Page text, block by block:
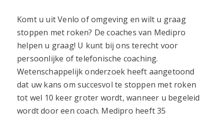
Komt u uit Venlo of omgeving en wilt u graag
stoppen met roken? De coaches van Medipro
helpen u graag! U kunt bij ons terecht voor
persoonlijke of telefonische coaching.
Wetenschappelijk onderzoek heeft aangetoond
dat uw kans om succesvol te stoppen met roken
tot wel 10 keer groter wordt, wanneer u begeleid
wordt door een coach. Medipro heeft 35